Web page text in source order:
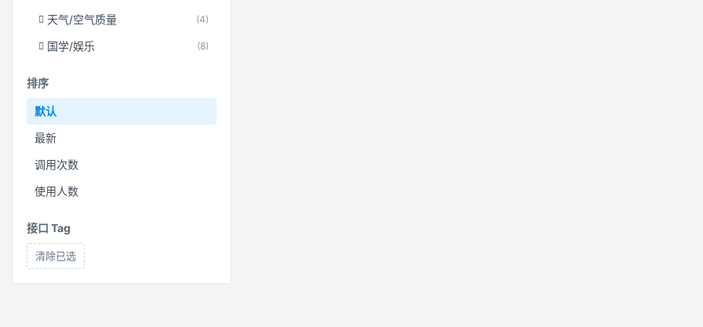
天气/空气质量 (4)
国学/娱乐 (8)
排序
默认
最新
调用次数
使用人数
接口 Tag
清除已选